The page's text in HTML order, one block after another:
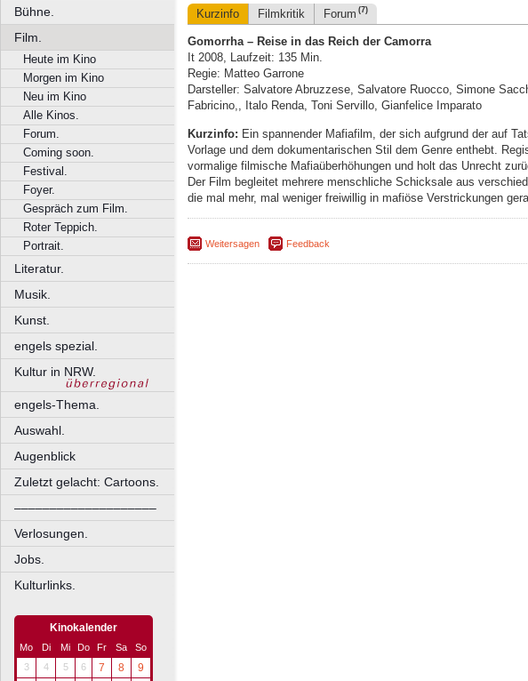
Bühne.
Film.
Heute im Kino
Morgen im Kino
Neu im Kino
Alle Kinos.
Forum.
Coming soon.
Festival.
Foyer.
Gespräch zum Film.
Roter Teppich.
Portrait.
Literatur.
Musik.
Kunst.
engels spezial.
Kultur in NRW.
engels-Thema.
Auswahl.
Augenblick
Zuletzt gelacht: Cartoons.
––––––––––––––––––––
Verlosungen.
Jobs.
Kulturlinks.
Kinokalender
Mo Di Mi Do Fr Sa
So
3
4 5 6 7 8
9
Kurzinfo Filmkritik Forum (7)
Gomorrha – Reise in das Reich der Camorra
It 2008, Laufzeit: 135 Min.
Regie: Matteo Garrone
Darsteller: Salvatore Abruzzese, Salvatore Ruocco, Simone
Fabricino,, Italo Renda, Toni Servillo, Gianfelice Imparato
Kurzinfo: Ein spannender Mafiafilm, der sich aufgrund der auf
Vorlage und dem dokumentarischen Stil dem Genre enthebt.
vormalige filmische Mafiaüberhöhungen und holt das Unrecht
Der Film begleitet mehrere menschliche Schicksale aus
die mal mehr, mal weniger freiwillig in mafiöse Verstrickungen
Weitersagen Feedback